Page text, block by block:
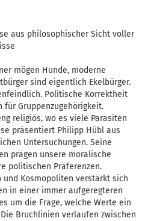
aus philosophischer Sicht voller
mögen Hunde, moderne
sind eigentlich Ekelbürger.
Politische Korrektheit
für Gruppenzugehörigkeit.
religiös, wo es viele Parasiten
präsentiert Philipp Hübl aus
Untersuchungen. Seine
prägen unsere moralische
politischen Präferenzen.
Kosmopoliten verstärkt sich
in einer immer aufgeregteren
um die Frage, welche Werte ein
Bruchlinien verlaufen zwischen